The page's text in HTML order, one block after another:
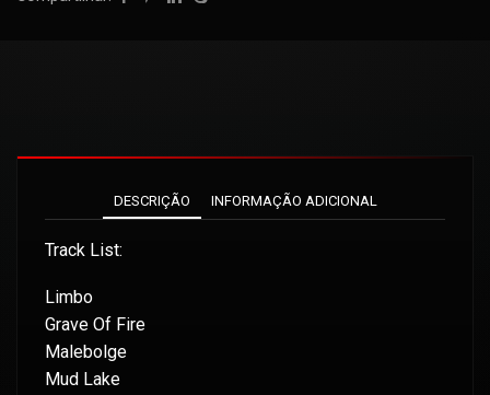
DESCRIÇÃO INFORMAÇÃO ADICIONAL
Track List:
Limbo
Grave Of Fire
Malebolge
Mud Lake